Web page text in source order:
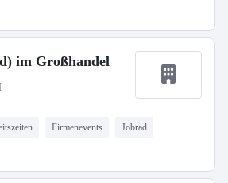
im Großhandel
Firmenevents Jobrad